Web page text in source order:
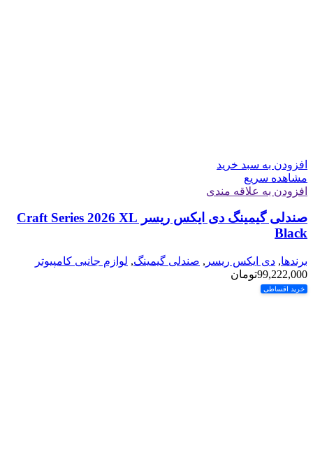
افزودن به سبد خرید
مشاهده سریع
افزودن به علاقه مندی
صندلی گیمینگ دی ایکس ریسر Craft Series 2026 XL
Black
برندها, دی ایکس ریسر , صندلی گیمینگ, لوازم جانبی کامپیوتر
99,222,000تومان
خرید اقساطی